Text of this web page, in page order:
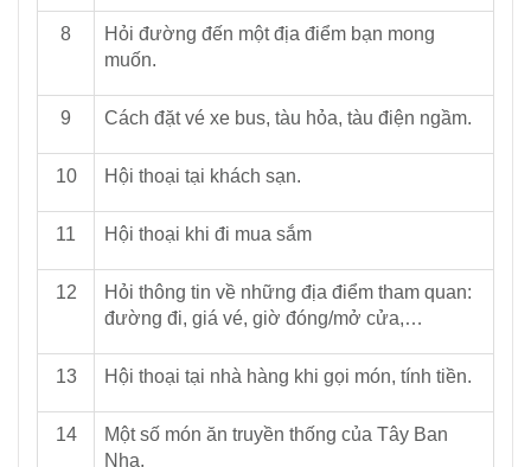
8
Hỏi đường đến một địa điểm bạn mong
muốn.
9 Cách đặt vé xe bus, tàu hỏa, tàu điện ngầm.
10 Hội thoại tại khách sạn.
11 Hội thoại khi đi mua sắm
12
Hỏi thông tin về những địa điểm tham quan:
đường đi, giá vé, giờ đóng/mở cửa,…
13 Hội thoại tại nhà hàng khi gọi món, tính tiền.
14
Một số món ăn truyền thống của Tây Ban
Nha.